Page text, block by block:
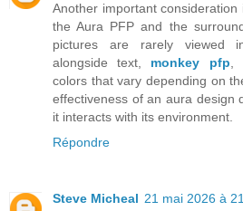
Another important
the Aura PFP and the
pictures are rarely viewed
alongside text, monkey pfp
colors that vary depending on
effectiveness of an aura design
it interacts with its environment.
Répondre
Steve Micheal 21 mai 2026 à